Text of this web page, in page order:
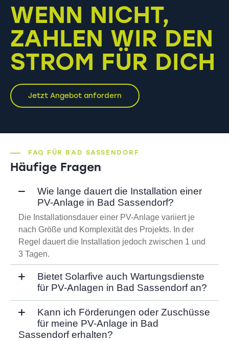
WENN NICHT,
ZAHLEN WIR DEN
STROM FÜR DICH
Jetzt Angebot anfordern
FAQ FÜR BAD SASSENDORF
Häufige Fragen
Wie lange dauert die Installation einer
PV-Anlage in Bad Sassendorf?
Die Installationsdauer einer PV-Anlage variiert je
nach Größe und Komplexität des Projekts. In der
Regel dauert die Installation jedoch zwischen 1 und
3 Tagen.
Bietet Solarfive auch Wartungsdienste
für PV-Anlagen in Bad Sassendorf an?
Kann ich Förderungen oder Zuschüsse
für meine PV-Anlage in Bad
Sassendorf erhalten?